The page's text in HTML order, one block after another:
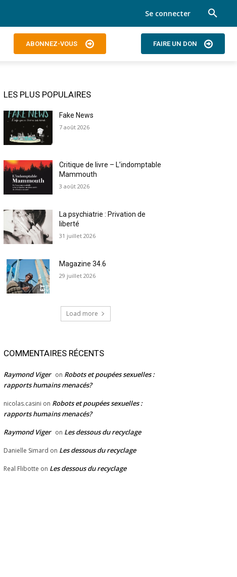
Se connecter
ABONNEZ-VOUS FAIRE UN DON
LES PLUS POPULAIRES
Fake News
7 août 2026
Critique de livre – L’indomptable
Mammouth
3 août 2026
La psychiatrie : Privation de
liberté
31 juillet 2026
Magazine 34.6
29 juillet 2026
Load more
COMMENTAIRES RÉCENTS
Raymond Viger on Robots et poupées sexuelles :
rapports humains menacés?
nicolas.casini on Robots et poupées sexuelles :
rapports humains menacés?
Raymond Viger on Les dessous du recyclage
Danielle Simard on Les dessous du recyclage
Real Flibotte on Les dessous du recyclage